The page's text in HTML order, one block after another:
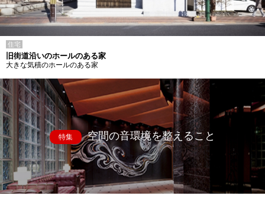
住宅
旧街道沿いのホールのある家
大きな気積のホールのある家
特集 空間の音環境を整えること